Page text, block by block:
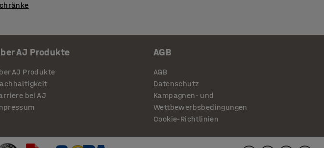
AJ Produkte
AJ Produkte
bei AJ
AGB
AGB
Datenschutz
Kampagnen- und
Wettbewerbsbedingungen
Cookie-Richtlinien